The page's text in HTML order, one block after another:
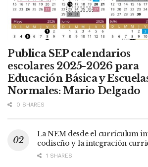
Publica SEP calendarios
escolares 2025-2026 para
Educación Básica y
Normales: Mario Delgado
0 SHARES
La NEM desde el currículum
codiseño y la integración
1 SHARES